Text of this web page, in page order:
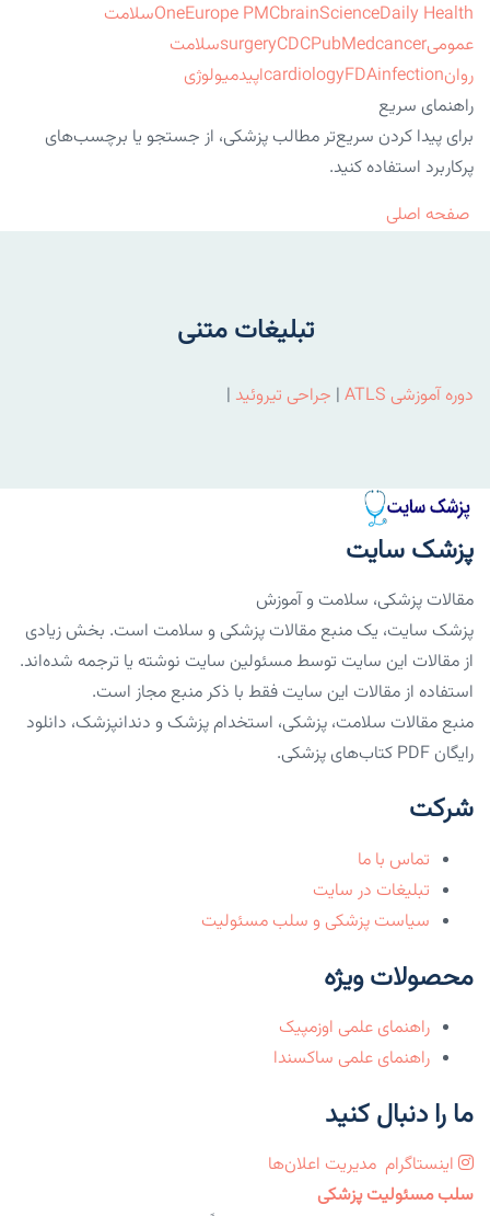
OneEurope PMCbrainScienceDaily Health
سلامت
عمومی
surgeryCDCPubMedcancer
سلامت
روان
cardiologyFDAinfection
اپیدمیولوژی
راهنمای سریع
برای پیدا کردن سریع‌تر مطالب پزشکی، از جستجو یا برچسب‌های
پرکاربرد استفاده کنید.
صفحه اصلی
تبلیغات متنی
دوره آموزشی ATLS | جراحی تیروئید |
پزشک سایت
مقالات پزشکی، سلامت و آموزش
پزشک سایت، یک منبع مقالات پزشکی و سلامت است. بخش زیادی
از مقالات این سایت توسط مسئولین سایت نوشته یا ترجمه شده‌اند.
استفاده از مقالات این سایت فقط با ذکر منبع مجاز است.
منبع مقالات سلامت، پزشکی، استخدام پزشک و دندانپزشک، دانلود
رایگان PDF کتاب‌های پزشکی.
شرکت
تماس با ما
تبلیغات در سایت
سیاست پزشکی و سلب مسئولیت
محصولات ویژه
راهنمای علمی اوزمپیک
راهنمای علمی ساکسندا
ما را دنبال کنید
اینستاگرام مدیریت اعلان‌ها
سلب مسئولیت پزشکی